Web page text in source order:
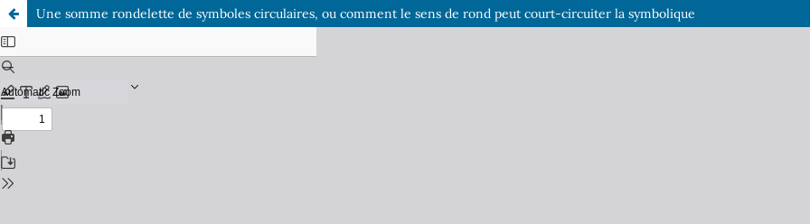
Une somme rondelette de symboles circulaires, ou comment le sens de rond peut court-circuiter la symbolique